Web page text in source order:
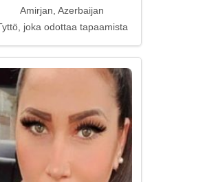
Amirjan, Azerbaijan
joka odottaa tapaamista